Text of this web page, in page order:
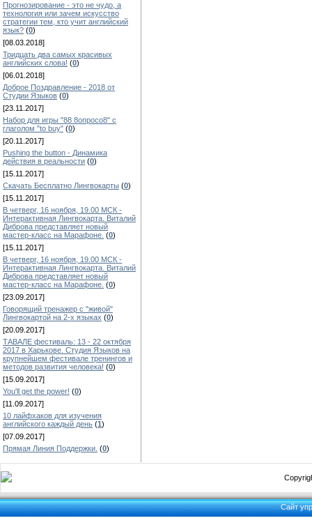
Прогнозирование - это не чудо, а
технология или зачем искусство
стратегии тем, кто учит английский
язык? (0)
[08.03.2018]
Тридцать два самых красивых
английских слова! (0)
[06.01.2018]
Доброе Поздравление - 2018 от
Студии Языков (0)
[23.11.2017]
Набор для игры "88 8опросо8" с
глаголом "to buy" (0)
[20.11.2017]
Pushing the button - Динамика
действия в реальности (0)
[15.11.2017]
Скачать Бесплатно Лингвокарты (0)
[15.11.2017]
В четверг, 16 ноября, 19.00 МСК -
Интерактивная Лингвокарта. Виталий
Диброва представляет новый
мастер-класс на Марафоне. (0)
[15.11.2017]
В четверг, 16 ноября, 19.00 МСК -
Интерактивная Лингвокарта. Виталий
Диброва представляет новый
мастер-класс на Марафоне. (0)
[23.09.2017]
Говорящий тренажер с "живой"
Лингвокартой на 2-х языках (0)
[20.09.2017]
ТАВАЛЕ фестиваль: 13 - 22 октября
2017 в Харькове. Студия Языков на
крупнейшем фестивале тренингов и
методов развития человека! (0)
[15.09.2017]
You'll get the power! (0)
[11.09.2017]
10 лайфхаков для изучения
английского каждый день (1)
[07.09.2017]
Прямая Линия Поддержки. (0)
Сайт